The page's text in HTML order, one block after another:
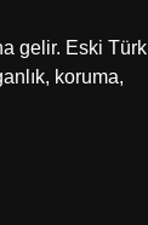
gelir. Eski Türk
koruma,